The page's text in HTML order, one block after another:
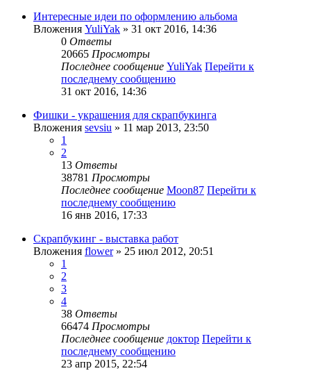
Интересные идеи по оформлению альбома
Вложения YuliYak » 31 окт 2016, 14:36
0 Ответы
20665 Просмотры
Последнее сообщение YuliYak Перейти к
последнему сообщению
31 окт 2016, 14:36
Фишки - украшения для скрапбукинга
Вложения sevsiu » 11 мар 2013, 23:50
1
2
13 Ответы
38781 Просмотры
Последнее сообщение Moon87 Перейти к
последнему сообщению
16 янв 2016, 17:33
Скрапбукинг - выставка работ
Вложения flower» 25 июл 2012, 20:51
1
2
3
4
38 Ответы
66474 Просмотры
Последнее сообщение доктор Перейти к
последнему сообщению
23 апр 2015, 22:54